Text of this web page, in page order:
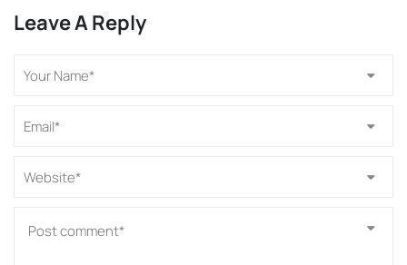
Leave A Reply